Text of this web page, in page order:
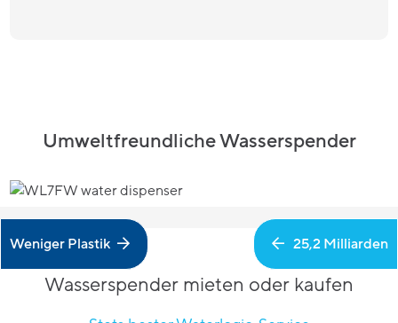
25,2 Milliarden
Weniger Plastik
Umweltfreundliche Wasserspender
Wasserspender mieten oder kaufen